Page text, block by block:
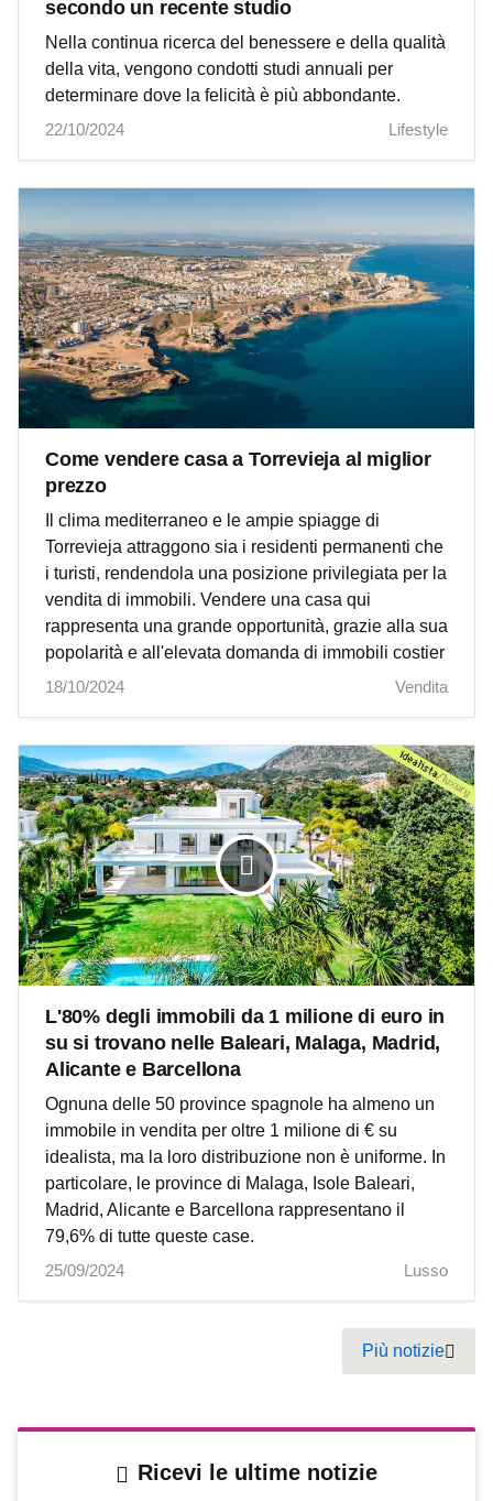
secondo un recente studio
Nella continua ricerca del benessere e della qualità
della vita, vengono condotti studi annuali per
determinare dove la felicità è più abbondante.
22/10/2024
Lifestyle
Come vendere casa a Torrevieja al miglior
prezzo
Il clima mediterraneo e le ampie spiagge di
Torrevieja attraggono sia i residenti permanenti che
i turisti, rendendola una posizione privilegiata per la
vendita di immobili. Vendere una casa qui
rappresenta una grande opportunità, grazie alla sua
popolarità e all'elevata domanda di immobili costier
18/10/2024
Vendita
L'80% degli immobili da 1 milione di euro in
su si trovano nelle Baleari, Malaga, Madrid,
Alicante e Barcellona
Ognuna delle 50 province spagnole ha almeno un
immobile in vendita per oltre 1 milione di € su
idealista, ma la loro distribuzione non è uniforme. In
particolare, le province di Malaga, Isole Baleari,
Madrid, Alicante e Barcellona rappresentano il
79,6% di tutte queste case.
25/09/2024
Lusso
Più notizie
Ricevi le ultime notizie